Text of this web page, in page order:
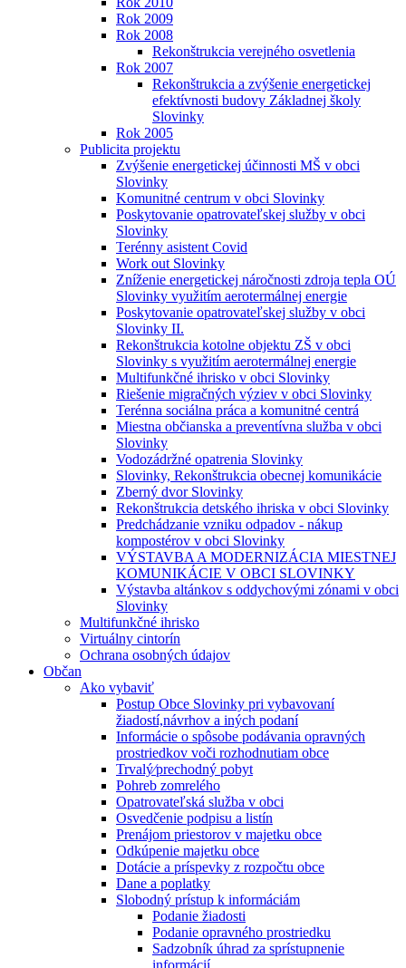
Rok 2009
Rok 2008
Rekonštrukcia verejného osvetlenia
Rok 2007
Rekonštrukcia a zvýšenie energetickej
efektívnosti budovy Základnej školy
Slovinky
Rok 2005
Publicita projektu
Zvýšenie energetickej účinnosti MŠ v obci
Slovinky
Komunitné centrum v obci Slovinky
Poskytovanie opatrovateľskej služby v obci
Slovinky
Terénny asistent Covid
Work out Slovinky
Zníženie energetickej náročnosti zdroja tepla OÚ
Slovinky využitím aerotermálnej energie
Poskytovanie opatrovateľskej služby v obci
Slovinky II.
Rekonštrukcia kotolne objektu ZŠ v obci
Slovinky s využitím aerotermálnej energie
Multifunkčné ihrisko v obci Slovinky
Riešenie migračných výziev v obci Slovinky
Terénna sociálna práca a komunitné centrá
Miestna občianska a preventívna služba v obci
Slovinky
Vodozádržné opatrenia Slovinky
Slovinky, Rekonštrukcia obecnej komunikácie
Zberný dvor Slovinky
Rekonštrukcia detského ihriska v obci Slovinky
Predchádzanie vzniku odpadov - nákup
kompostérov v obci Slovinky
VÝSTAVBA A MODERNIZÁCIA MIESTNEJ
KOMUNIKÁCIE V OBCI SLOVINKY
Výstavba altánkov s oddychovými zónami v obci
Slovinky
Multifunkčné ihrisko
Virtuálny cintorín
Ochrana osobných údajov
Občan
Ako vybaviť
Postup Obce Slovinky pri vybavovaní
žiadostí,návrhov a iných podaní
Informácie o spôsobe podávania opravných
prostriedkov voči rozhodnutiam obce
Trvalý⁄prechodný pobyt
Pohreb zomrelého
Opatrovateľská služba v obci
Osvedčenie podpisu a listín
Prenájom priestorov v majetku obce
Odkúpenie majetku obce
Dotácie a príspevky z rozpočtu obce
Dane a poplatky
Slobodný prístup k informáciám
Podanie žiadosti
Podanie opravného prostriedku
Sadzobník úhrad za sprístupnenie
informácií